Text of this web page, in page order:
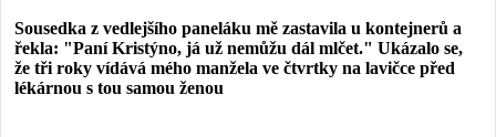
Sousedka z vedlejšího paneláku mě zastavila u kontejnerů a
řekla: "Paní Kristýno, já už nemůžu dál mlčet." Ukázalo se,
že tři roky vídává mého manžela ve čtvrtky na lavičce před
lékárnou s tou samou ženou